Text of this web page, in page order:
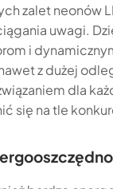
zalet neonów
uwagi.
i
z dużej
dla
się na tle